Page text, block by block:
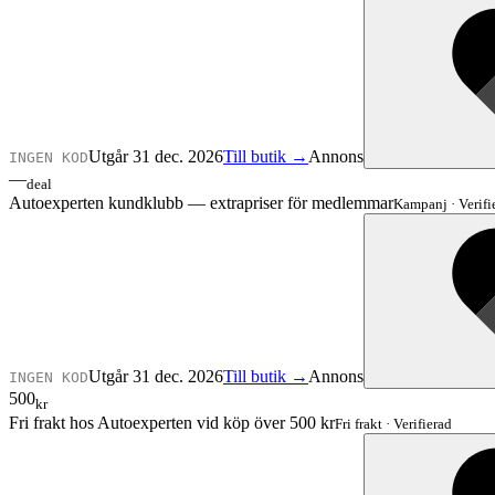
INGEN KODUtgår 31 dec. 2026Till butik → Annons
—deal
Autoexperten kundklubb — extrapriser för medlemmarKampanj ·
INGEN KODUtgår 31 dec. 2026Till butik → Annons
500kr
Fri frakt hos Autoexperten vid köp över 500 krFri frakt · Verifierad